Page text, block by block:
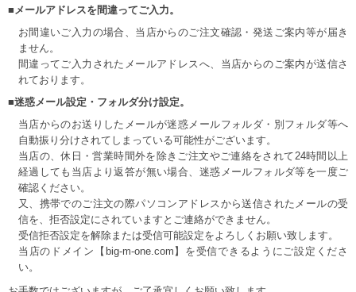
DETAIL
■メールアドレスを間違ってご入力。
お間違いご入力の場合、当店からのご注文確認・発送ご案内等が届き
ません。
間違ってご入力されたメールアドレスへ、当店からのご案内が送信さ
れております。
■迷惑メール設定・フォルダ分け設定。
当店からのお送りしたメールが迷惑メールフォルダ・別フォルダ等へ
自動振り分けされてしまっている可能性がございます。
当店の、休日・営業時間外を除きご注文やご連絡をされて24時間以上
経過しても当店より返答が無い場合、迷惑メールフォルダ等を一度ご
確認ください。
又、携帯でのご注文の際パソコンアドレスから送信されたメールの受
信を、拒否設定にされていますとご連絡ができません。
受信拒否設定を解除または受信可能設定をよろしくお願い致します。
当店のドメイン【big-m-one.com】を受信できるようにご設定くださ
い。